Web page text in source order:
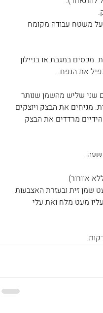
משטח עבודה מקומח
מכסים במגבת או בניילון
את הנפח.
שני שליש מהשמן שנותר
מניחים את הבצק ויוצקים
מרדדים את הבצק
שעה.
שמן זית ובעזרת האצבעות
מעט מלח ואת עלי